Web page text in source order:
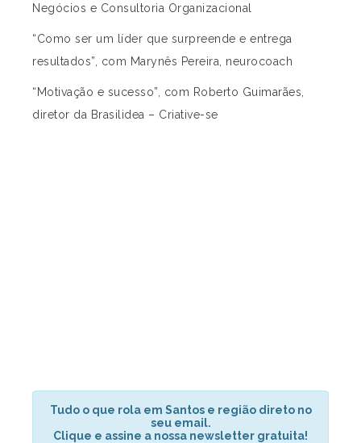
Negócios e Consultoria Organizacional
“Como ser um líder que surpreende e entrega
resultados”, com Marynês Pereira, neurocoach
“Motivação e sucesso”, com Roberto Guimarães,
diretor da Brasilidea – Criative-se
Tudo o que rola em Santos e região direto no
seu email.
Clique e assine a nossa newsletter gratuita!